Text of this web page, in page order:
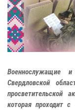
Военнослужащие и
Свердловской
просветительской
которая проходит